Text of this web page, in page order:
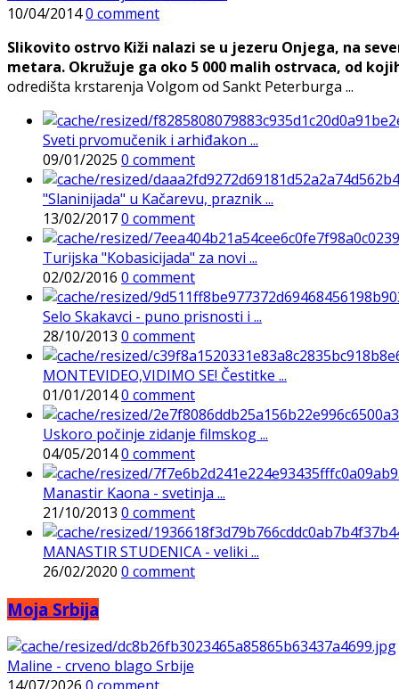
10/04/20140 comment
Slikovito ostrvo Kiži nalazi se u jezeru Onjega, na
metara. Okružuje ga oko 5 000 malih ostrvaca, od
odredišta krstarenja Volgom od Sankt Peterburga ...
Sveti prvomučenik i arhiđakon ...
09/01/2025 0 comment
"Slaninijada" u Kačarevu, praznik ...
13/02/20170 comment
Turijska "Kobasicijada" za novi ...
02/02/2016 0 comment
Selo Skakavci - puno prisnosti i ...
28/10/2013 0 comment
MONTEVIDEO,VIDIMO SE! Čestitke ...
01/01/20140 comment
Uskoro počinje zidanje filmskog ...
04/05/20140 comment
Manastir Kaona - svetinja ...
21/10/2013 0 comment
MANASTIR STUDENICA - veliki ...
26/02/2020 0 comment
Moja Srbija
Maline - crveno blago Srbije